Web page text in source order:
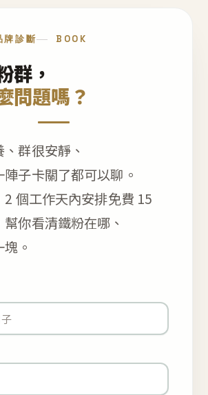
牌診斷 BOOK
群，
問題嗎？
群很安靜、
子卡關了都可以聊。
個工作天內安排免費 15
你看清鐵粉在哪、
。